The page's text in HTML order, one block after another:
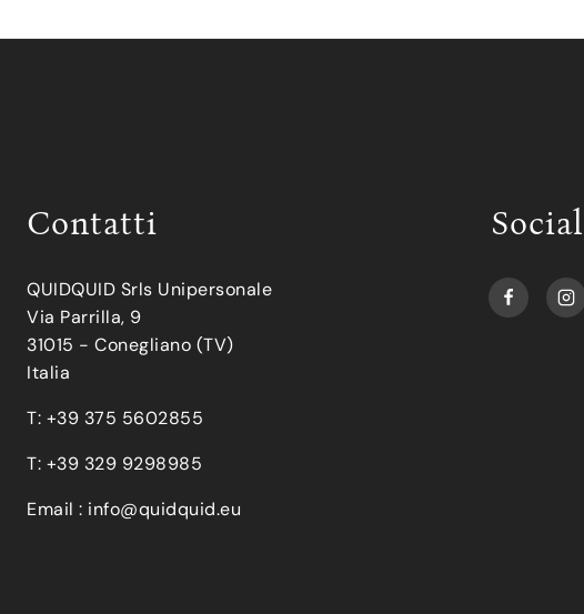
Contatti
QUIDQUID Srls Unipersonale
Via Parrilla, 9
31015 - Conegliano (TV)
Italia
T: +39 375 5602855
T: +39 329 9298985
Email : info@quidquid.eu
Social